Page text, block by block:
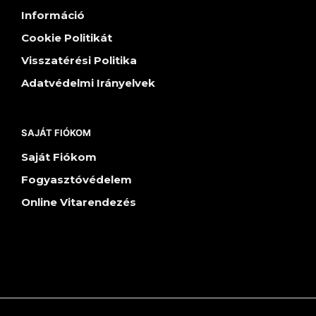
Információ
Cookie Politikát
Visszatérési Politika
Adatvédelmi Irányelvek
SAJÁT FIÓKOM
Saját Fiókom
Fogyasztóvédelem
Online Vitarendezés